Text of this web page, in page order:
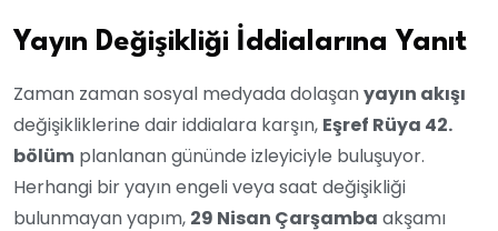
Yayın Değişikliği İddialarına Yanıt
Zaman zaman sosyal medyada dolaşanyayın akışı
değişikliklerine dair iddialara karşın, Eşref Rüya 42.
bölüm planlanan gününde izleyiciyle buluşuyor.
Herhangi bir yayın engeli veya saat değişikliği
bulunmayan yapım, 29 Nisan Çarşamba akşamı